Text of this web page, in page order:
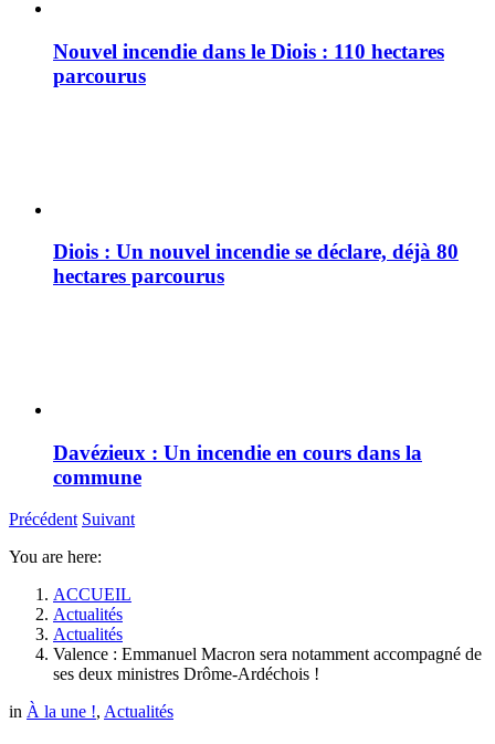
Nouvel incendie dans le Diois : 110 hectares
parcourus
Diois : Un nouvel incendie se déclare, déjà 80
hectares parcourus
Davézieux : Un incendie en cours dans la
commune
Précédent Suivant
You are here:
ACCUEIL
Actualités
Actualités
Valence : Emmanuel Macron sera notamment accompagné de
ses deux ministres Drôme-Ardéchois !
in À la une !, Actualités